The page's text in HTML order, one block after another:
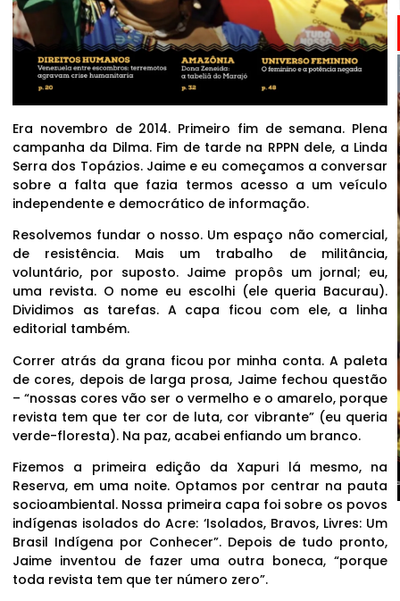
Era novembro de 2014. Primeiro fim de semana. Plena
campanha da Dilma. Fim de tarde na RPPN dele, a Linda
Serra dos Topázios. Jaime e eu começamos a conversar
sobre a falta que fazia termos acesso a um veículo
independente e democrático de informação.
Resolvemos fundar o nosso. Um espaço não comercial,
de resistência. Mais um trabalho de militância,
voluntário, por suposto. Jaime propôs um jornal; eu,
uma revista. O nome eu escolhi (ele queria Bacurau).
Dividimos as tarefas. A capa ficou com ele, a linha
editorial também.
Correr atrás da grana ficou por minha conta. A paleta
de cores, depois de larga prosa, Jaime fechou questão
– “nossas cores vão ser o vermelho e o amarelo, porque
revista tem que ter cor de luta, cor vibrante” (eu queria
verde-floresta). Na paz, acabei enfiando um branco.
Fizemos a primeira edição da Xapuri lá mesmo, na
Reserva, em uma noite. Optamos por centrar na pauta
socioambiental. Nossa primeira capa foi sobre os povos
indígenas isolados do Acre: ‘Isolados, Bravos, Livres: Um
Brasil Indígena por Conhecer”. Depois de tudo pronto,
Jaime inventou de fazer uma outra boneca, “porque
toda revista tem que ter número zero”.